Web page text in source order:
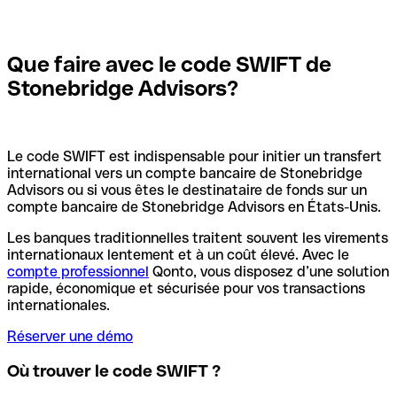
Que faire avec le code SWIFT de
Stonebridge Advisors?
Le code SWIFT est indispensable pour initier un transfert
international vers un compte bancaire de Stonebridge
Advisors ou si vous êtes le destinataire de fonds sur un
compte bancaire de Stonebridge Advisors en États-Unis.
Les banques traditionnelles traitent souvent les virements
internationaux lentement et à un coût élevé. Avec le
compte professionnel Qonto, vous disposez d’une solution
rapide, économique et sécurisée pour vos transactions
internationales.
Réserver une démo
Où trouver le code SWIFT ?